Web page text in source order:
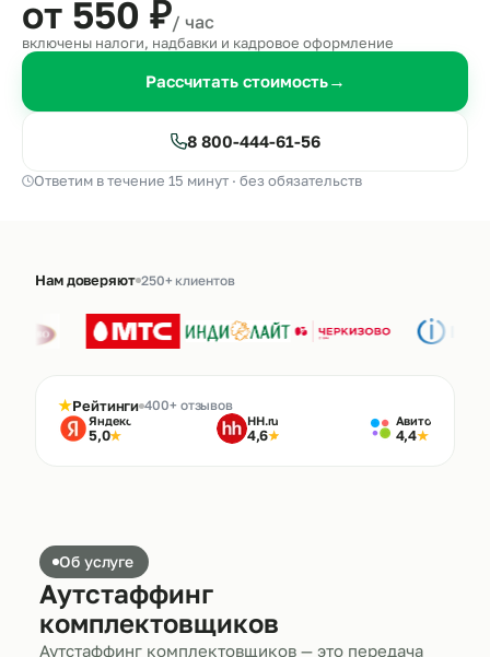
от 550 ₽/ час
включены налоги, надбавки и кадровое оформление
Рассчитать стоимость→
8 800-444-61-56
Ответим в течение 15 минут · без обязательств
Нам доверяют 250+ клиентов
★Рейтинги 400+ отзывов
Яндекс
5,0★
HH.ru
4,6★
Авито
4,4★
Об услуге
Аутстаффинг
комплектовщиков
Аутстаффинг комплектовщиков — это передача